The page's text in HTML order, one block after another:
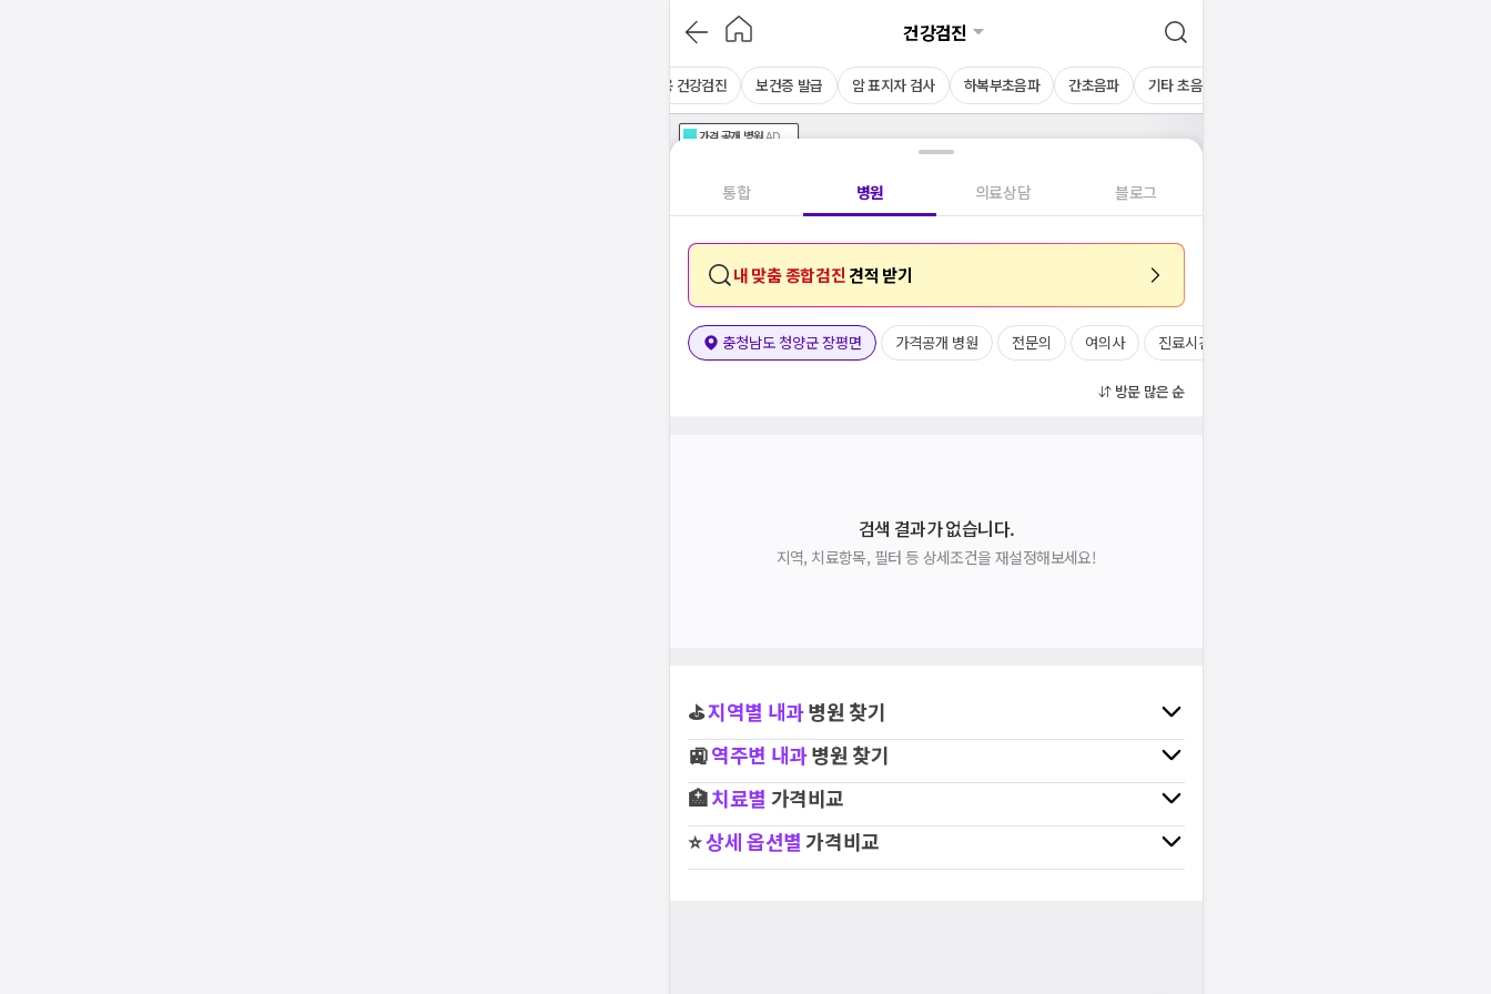
건강검진
채용 건강검진 보건증 발급 암 표지자 검사 하복부초음파 간초음파 기타 초음파
가격공개 병원AD
통합 병원 의료상담 블로그
내 맞춤 종합검진 견적 받기
충청남도 청양군 장평면 가격공개 병원 전문의 여의사 진료시간
방문 많은 순
검색 결과가 없습니다.
지역, 치료항목, 필터 등 상세조건을 재설정해보세요!
⛳지역별 내과병원 찾기
🚉역주변 내과병원 찾기
🏥치료별 가격비교
⭐상세 옵션별가격비교